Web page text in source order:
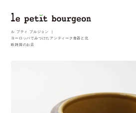
ル プティ ブルジョン ｜
ヨーロッパでみつけたアンティーク食器と北
欧雑貨のお店